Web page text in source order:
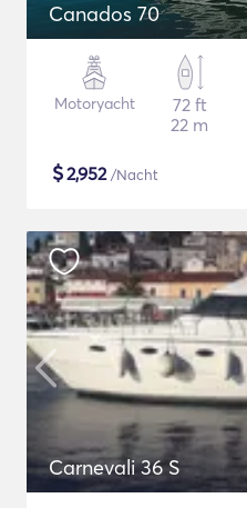
Canados 70
Motoryacht
72 ft
22 m
$2,952/Nacht
Carnevali 36 S